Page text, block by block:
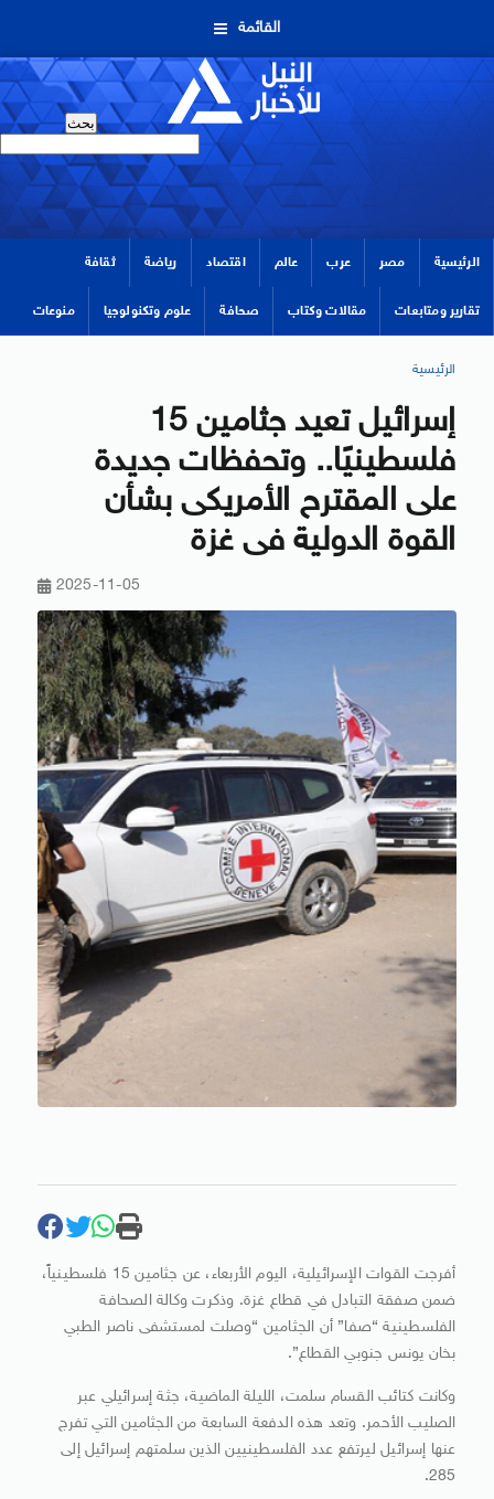
القائمة
الرئيسية مصر عرب عالم اقتصاد رياضة ثقافة
تقارير ومتابعات مقالات وكتاب صحافة علوم وتكنولوجيا منوعات
الرئيسية
إسرائيل تعيد جثامين 15
فلسطينيًا.. وتحفظات جديدة
على المقترح الأمريكى بشأن
القوة الدولية فى غزة
2025-11-05
أفرجت القوات الإسرائيلية، اليوم الأربعاء، عن جثامين 15 فلسطينياً،
ضمن صفقة التبادل في قطاع غزة. وذكرت وكالة الصحافة
الفلسطينية “صفا” أن الجثامين “وصلت لمستشفى ناصر الطبي
بخان يونس جنوبي القطاع”.
وكانت كتائب القسام سلمت، الليلة الماضية، جثة إسرائيلي عبر
الصليب الأحمر. وتعد هذه الدفعة السابعة من الجثامين التي تفرج
عنها إسرائيل ليرتفع عدد الفلسطينيين الذين سلمتهم إسرائيل إلى
285.